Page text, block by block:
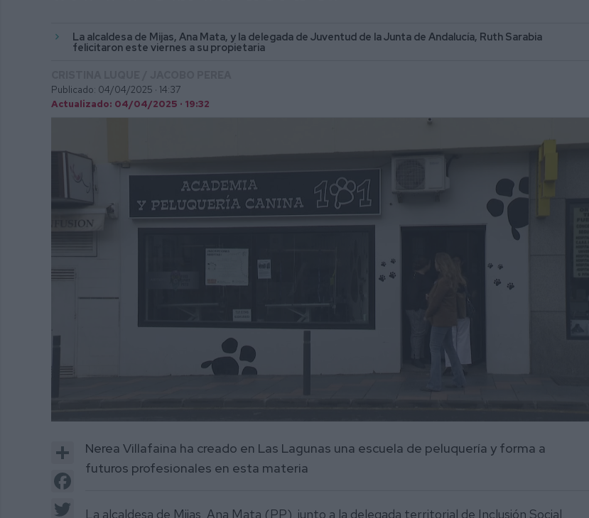
La alcaldesa de Mijas, Ana Mata, y la delegada de Juventud de la Junta de Andalucía, Ruth Sarabia
felicitaron este viernes a su propietaria
Publicado: 04/04/2025 · 14:37
Actualizado: 04/04/2025 · 19:32
2
minutes,
22
seconds
Share
Facebook
Nerea Villafaina ha creado en Las Lagunas una escuela de peluquería y forma a
futuros profesionales en esta materia
La alcaldesa de Mijas, Ana Mata (PP), junto a la delegada territorial de Inclusión Social,